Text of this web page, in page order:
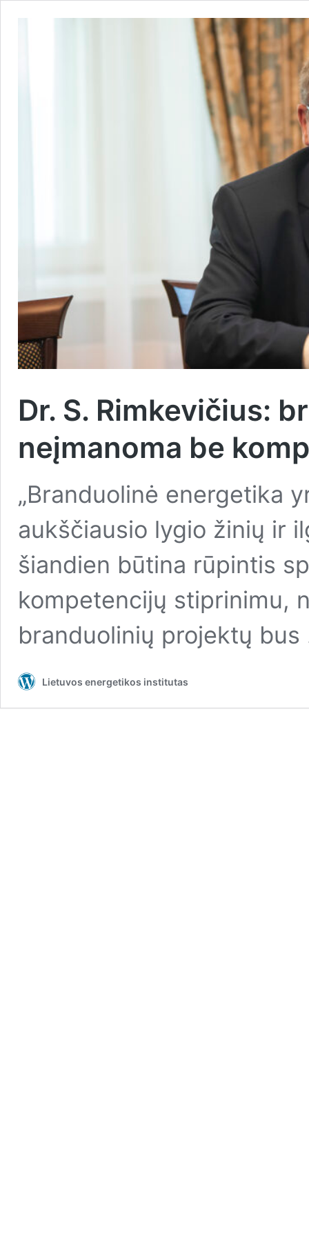
Dr. S. Rimkevičius:
neįmanoma be
„Branduolinė energetika
aukščiausio lygio žinių ir
šiandien būtina rūpintis
kompetencijų stiprinimu,
branduolinių projektų
Lietuvos energetikos institutas